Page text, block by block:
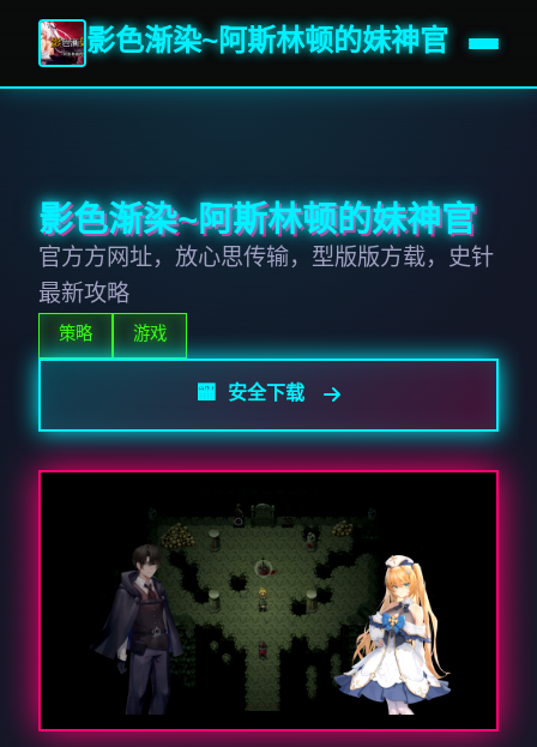
影色渐染~阿斯林顿的妹神官
影色渐染~阿斯林顿的妹神官
官方方网址，放心思传输，型版版方载，史针
最新攻略
策略 游戏
🏧 安全下载